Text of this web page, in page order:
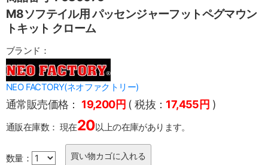
M8ソフテイル用 パッセンジャーフットペグマウン
トキット クローム
ブランド：
NEO FACTORY(ネオファクトリー)
通常販売価格： 19,200円 ( 税抜： 17,455円 )
通販在庫数： 現在20以上の在庫があります。
数量：